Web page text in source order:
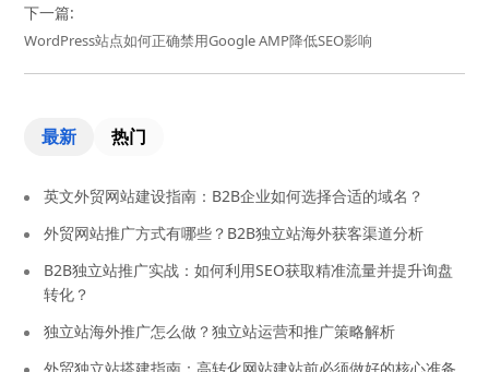
下一篇:
WordPress站点如何正确禁用Google AMP降低SEO影响
最新 热门
英文外贸网站建设指南：B2B企业如何选择合适的域名？
外贸网站推广方式有哪些？B2B独立站海外获客渠道分析
B2B独立站推广实战：如何利用SEO获取精准流量并提升询盘
转化？
独立站海外推广怎么做？独立站运营和推广策略解析